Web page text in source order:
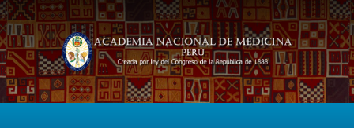
Pasar al contenido principal